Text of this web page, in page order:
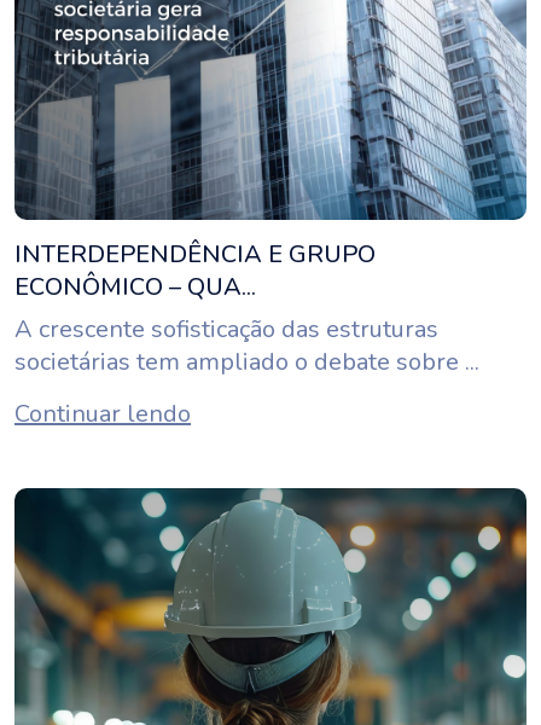
INTERDEPENDÊNCIA E GRUPO
ECONÔMICO – QUA...
A crescente sofisticação das estruturas
societárias tem ampliado o debate sobre ...
Continuar lendo